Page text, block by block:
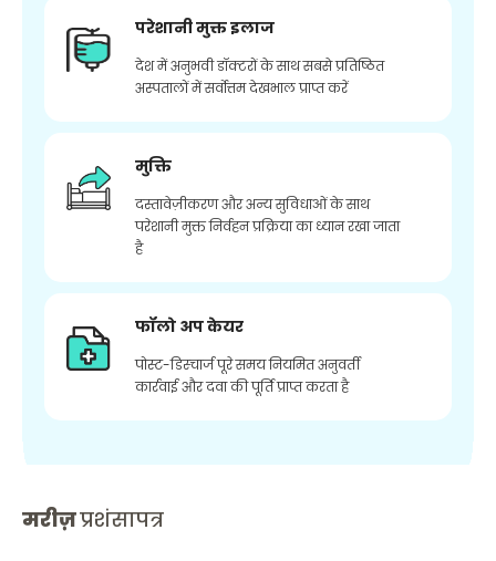
परेशानी मुक्त इलाज
देश में अनुभवी डॉक्टरों के साथ सबसे प्रतिष्ठित
अस्पतालों में सर्वोत्तम देखभाल प्राप्त करें
मुक्ति
दस्तावेज़ीकरण और अन्य सुविधाओं के साथ
परेशानी मुक्त निर्वहन प्रक्रिया का ध्यान रखा जाता
है
फॉलो अप केयर
पोस्ट-डिस्चार्ज पूरे समय नियमित अनुवर्ती
कार्रवाई और दवा की पूर्ति प्राप्त करता है
मरीज़प्रशंसापत्र